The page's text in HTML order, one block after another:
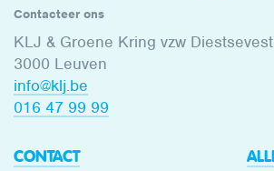
Contacteer ons
KLJ & Groene Kring vzw
3000 Leuven
info@klj.be​
016 47 99 99
CONTACT